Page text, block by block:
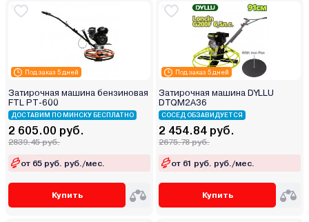
Под заказ 5 дней
Затирочная машина бензиновая
FTL PT-600
ДОСТАВИМ ПО МИНСКУ БЕСПЛАТНО
2 605.00 руб.
2839.45 руб.
от 65 руб. руб./мес.
Купить
Под заказ 5 дней
Затирочная машина DYLLU
DTQM2A36
СОСЕД ОБЗАВИДУЕТСЯ
2 454.84 руб.
2675.78 руб.
от 61 руб. руб./мес.
Купить